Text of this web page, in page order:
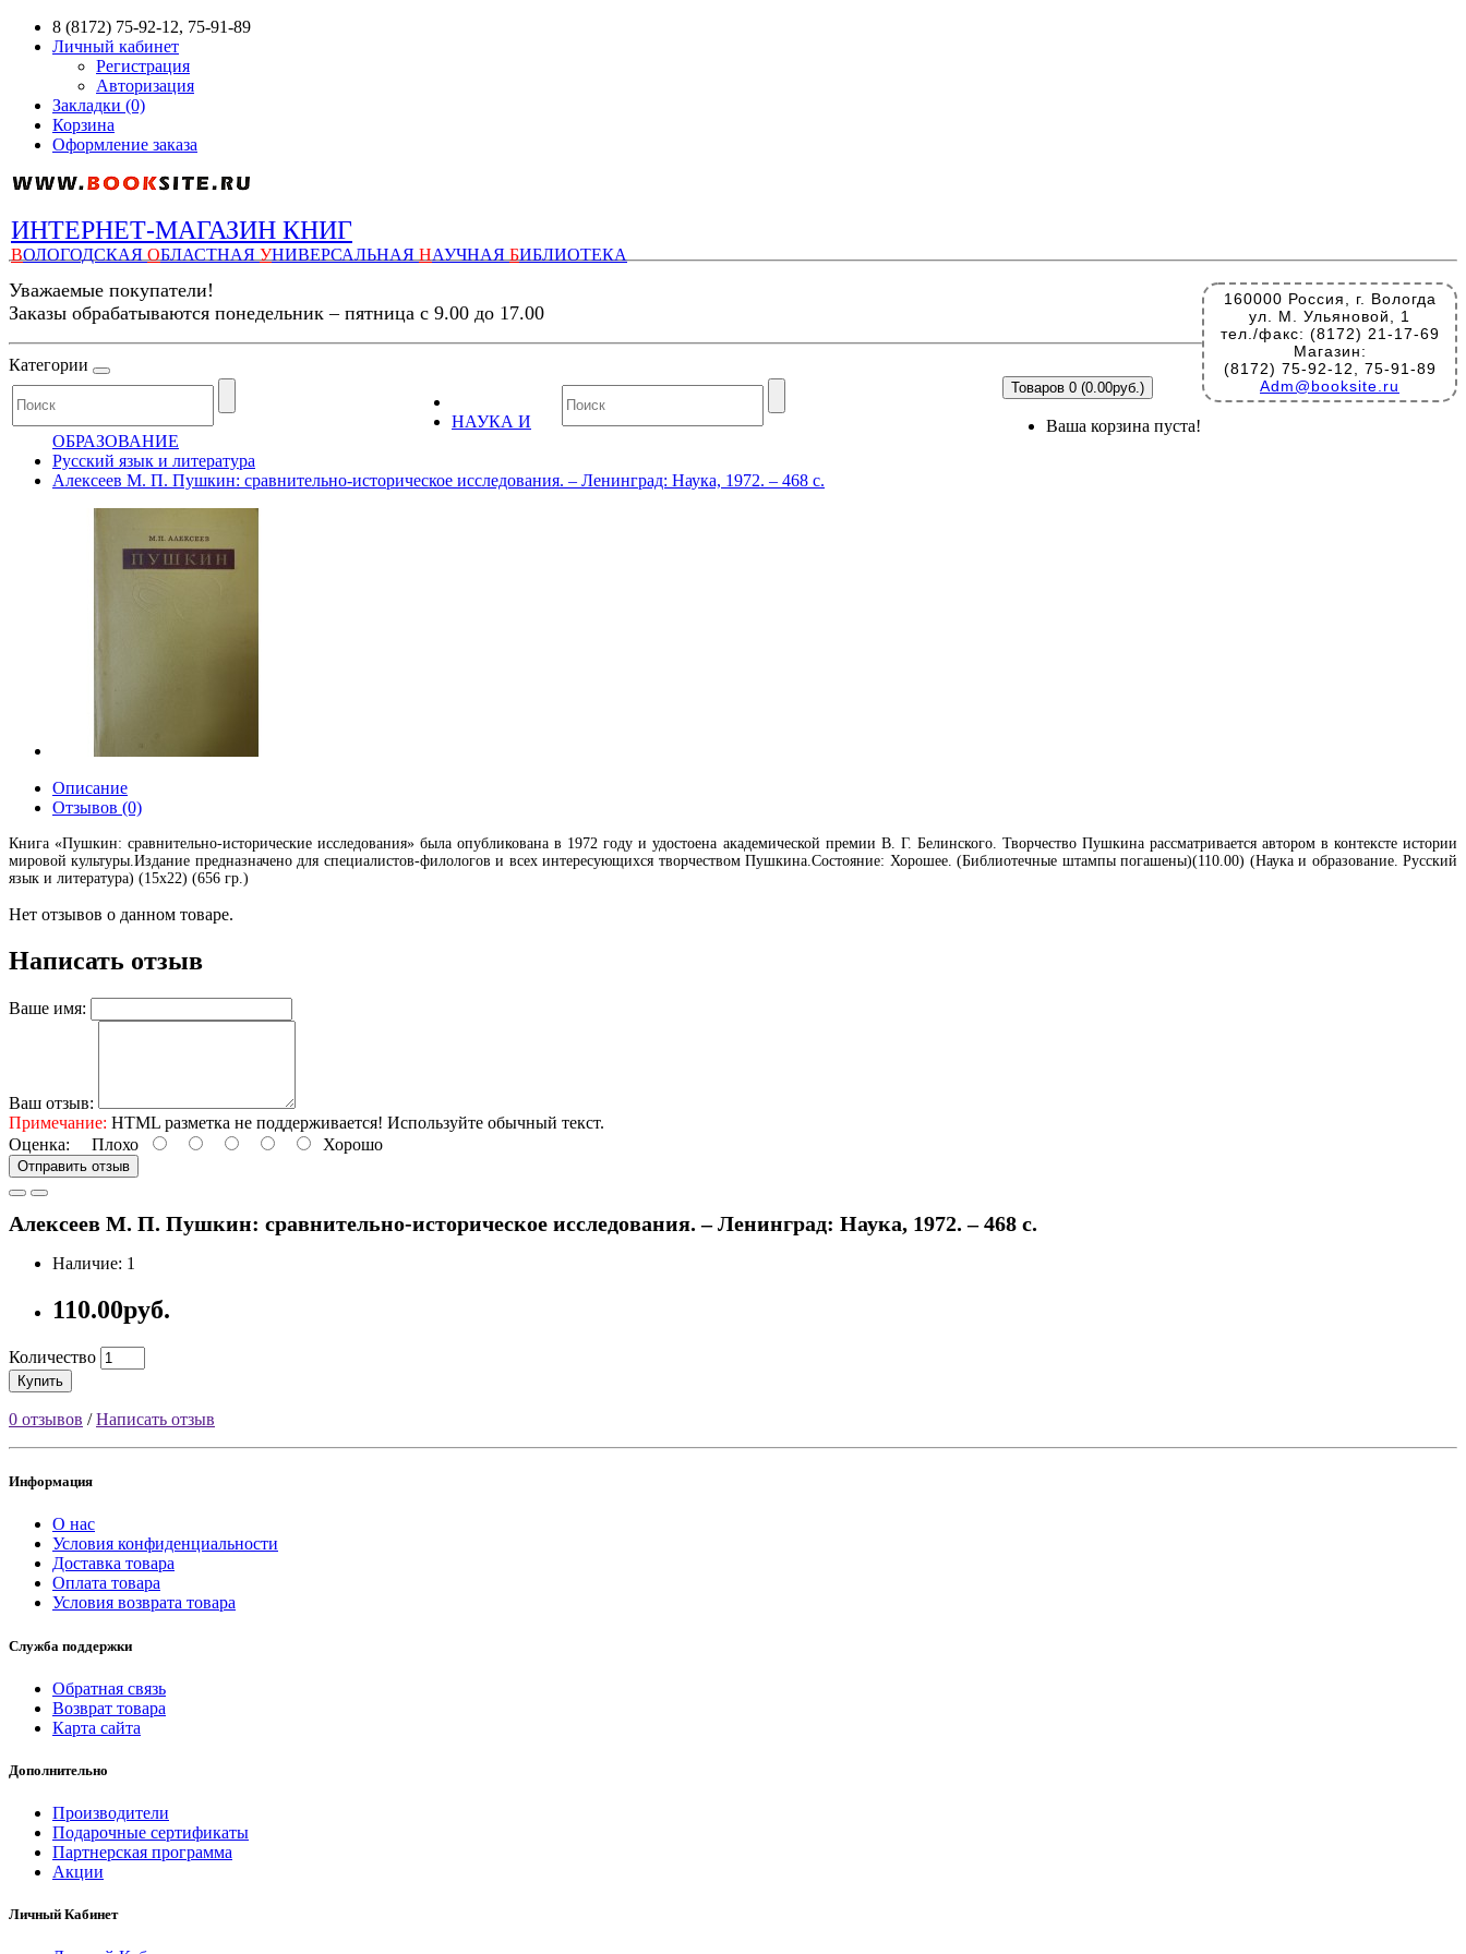
8 (8172) 75-92-12, 75-91-89
Личный кабинет
Регистрация
Авторизация
Закладки (0)
Корзина
Оформление заказа
ИНТЕРНЕТ-МАГАЗИН КНИГ
ВОЛОГОДСКАЯ ОБЛАСТНАЯ УНИВЕРСАЛЬНАЯ НАУЧНАЯ БИБЛИОТЕКА
160000 Россия, г. Вологда
ул. М. Ульяновой, 1
тел./факс: (8172) 21-17-69
Магазин:
(8172) 75-92-12, 75-91-89
Adm@booksite.ru
Уважаемые покупатели!
Заказы обрабатываются понедельник – пятница с 9.00 до 17.00
Категории
Товаров 0 (0.00руб.)
Ваша корзина пуста!
НАУКА И
ОБРАЗОВАНИЕ
Русский язык и литература
Алексеев М. П. Пушкин: сравнительно-историческое исследования. – Ленинград: Наука, 1972. – 468 с.
Описание
Отзывов (0)
Книга «Пушкин: сравнительно-исторические исследования» была опубликована в 1972 году и удостоена академической премии В. Г. Белинского. Творчество Пушкина рассматривается автором в контексте истории
мировой культуры.Издание предназначено для специалистов-филологов и всех интересующихся творчеством Пушкина.Состояние: Хорошее. (Библиотечные штампы погашены)(110.00) (Наука и образование. Русский
язык и литература) (15х22) (656 гр.)
Нет отзывов о данном товаре.
Написать отзыв
Ваше имя:
Ваш отзыв:
Примечание: HTML разметка не поддерживается! Используйте обычный текст.
Оценка: Плохо Хорошо
Отправить отзыв
Алексеев М. П. Пушкин: сравнительно-историческое исследования. – Ленинград: Наука, 1972. – 468 с.
Наличие: 1
110.00руб.
Количество
Купить
0 отзывов /Написать отзыв
Информация
О нас
Условия конфиденциальности
Доставка товара
Оплата товара
Условия возврата товара
Служба поддержки
Обратная связь
Возврат товара
Карта сайта
Дополнительно
Производители
Подарочные сертификаты
Партнерская программа
Акции
Личный Кабинет